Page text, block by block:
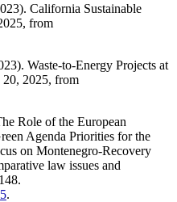
California Sustainable
from
Waste-to-Energy Projects at
2025, from
Role of the European
Agenda Priorities for the
on Montenegro-Recovery
law issues and
.